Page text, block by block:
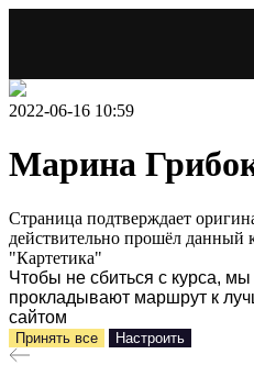
2022-06-16 10:59
Марина
Страница подтверждает
действительно прошёл данный
"Картетика"
Чтобы не сбиться с курса,
прокладывают маршрут к
сайтом
Принять все Настроить